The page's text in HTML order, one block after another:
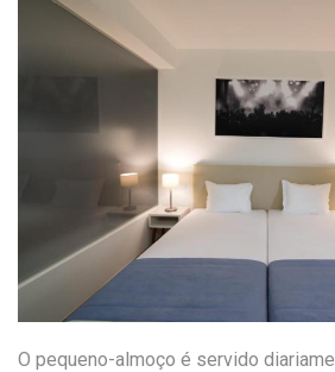
O pequeno-almoço é servido